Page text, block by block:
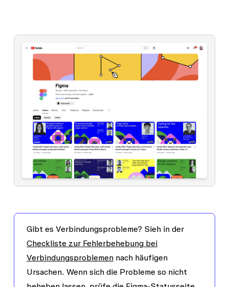
Gibt es Verbindungsprobleme? Sieh in der
Checkliste zur Fehlerbehebung bei
Verbindungsproblemennach häufigen
Ursachen. Wenn sich die Probleme so nicht